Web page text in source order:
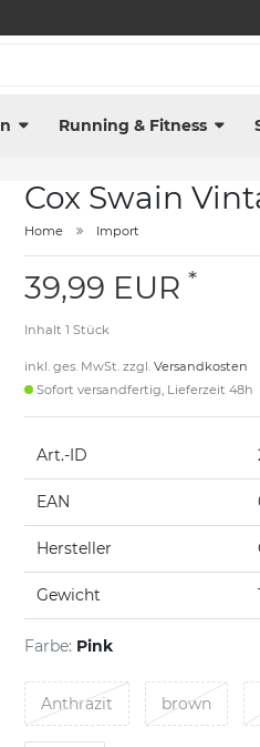
Running & Fitness
Cox Swain
Home Import
39,99 EUR *
Inhalt 1 Stück
inkl. ges. MwSt. zzgl. Versandkosten
Sofort versandfertig, Lieferzeit 48h
Art.-ID
EAN
Hersteller
Gewicht
Farbe: Pink
Anthrazit brown